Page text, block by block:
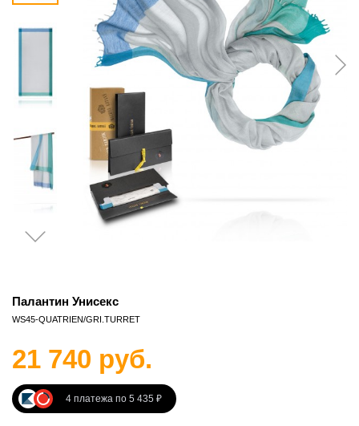
Палантин Унисекс
WS45-QUATRIEN/GRI.TURRET
21 740 руб.
4 платежа по 5 435 ₽